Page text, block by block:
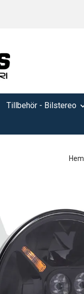
Tillbehör - Bilstereo
Hem